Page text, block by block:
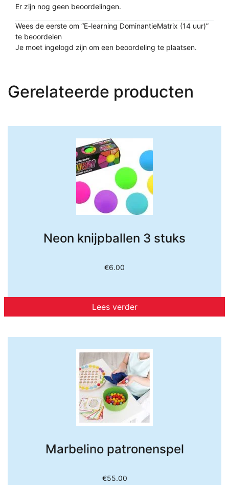
Er zijn nog geen beoordelingen.
Wees de eerste om “E-learning DominantieMatrix (14 uur)”
te beoordelen
Je moet ingelogd zijn om een beoordeling te plaatsen.
Gerelateerde producten
Neon knijpballen 3 stuks
€6.00
Lees verder
Marbelino patronenspel
€55.00